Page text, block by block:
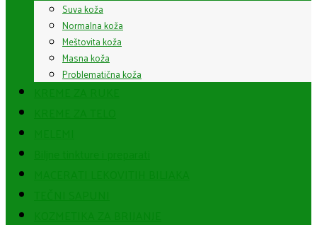
Suva koža
Normalna koža
Meštovita koža
Masna koža
Problematična koža